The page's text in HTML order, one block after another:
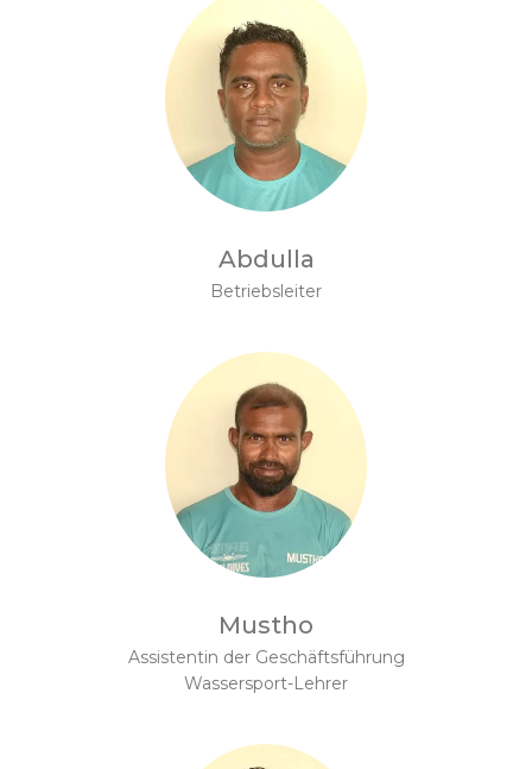
Abdulla
Betriebsleiter
Mustho
Assistentin der Geschäftsführung
Wassersport-Lehrer